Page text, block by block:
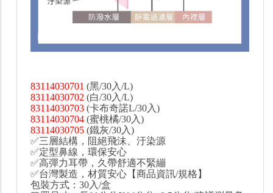
83114030701 (黑/30入/L)
83114030702 (白/30入/L)
83114030703 (卡布奇諾L/30入)
83114030704 (蜜桃橘/30入)
83114030705 (鐵灰/30入)
✅三層結構，阻絕飛沫、汙染源
✅定型鼻線，環保安心
✅高彈力耳帶，久帶舒適不緊繃
✅台灣製造，材質安心【商品資訊/規格】
包裝方式：30入/盒